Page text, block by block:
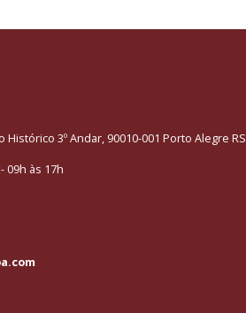
3º Andar, 90010-001 Porto Alegre RS
09h às 17h